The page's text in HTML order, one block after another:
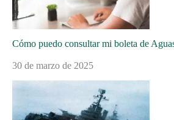
Cómo puedo consultar mi boleta de
30 de marzo de 2025